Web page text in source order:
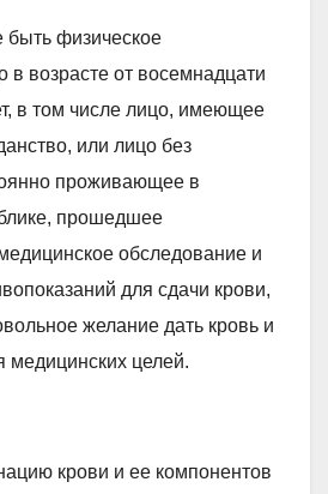
физическое
в возрасте от восемнадцати
в том числе лицо, имеющее
или лицо без
проживающее в
прошедшее
обследование и
для сдачи крови,
желание дать кровь и
медицинских целей.
крови и ее компонентов